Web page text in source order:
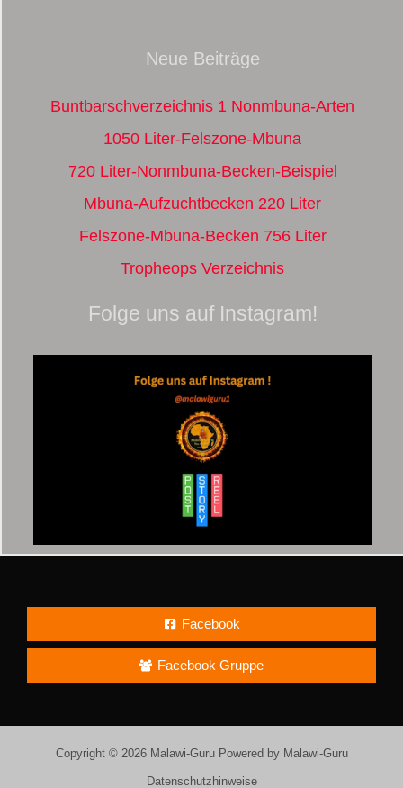
Neue Beiträge
Buntbarschverzeichnis 1 Nonmbuna-Arten
1050 Liter-Felszone-Mbuna
720 Liter-Nonmbuna-Becken-Beispiel
Mbuna-Aufzuchtbecken 220 Liter
Felszone-Mbuna-Becken 756 Liter
Tropheops Verzeichnis
Folge uns auf Instagram!
Facebook
Facebook Gruppe
Copyright © 2026 Malawi-Guru Powered by Malawi-Guru
Datenschutzhinweise